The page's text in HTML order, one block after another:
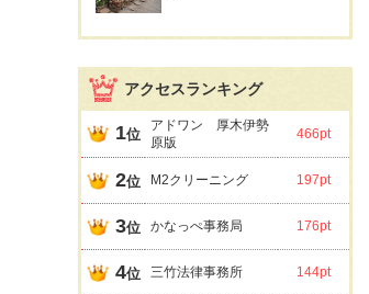
アクセスランキング
1位
アドワン 厚木伊勢
原版
466pt
2位 M2クリーニング 197pt
3位 かなっぺ事務局 176pt
4位 三竹法律事務所 144pt